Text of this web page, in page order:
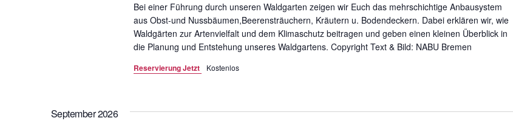
e
n
.
Bei einer Führung durch unseren Waldgarten zeigen wir Euch das mehrschichtige Anbausystem
aus Obst-und Nussbäumen,Beerensträuchern, Kräutern u. Bodendeckern. Dabei erklären wir, wie
Waldgärten zur Artenvielfalt und dem Klimaschutz beitragen und geben einen kleinen Überblick in
die Planung und Entstehung unseres Waldgartens. Copyright Text & Bild: NABU Bremen
Reservierung Jetzt Kostenlos
September 2026